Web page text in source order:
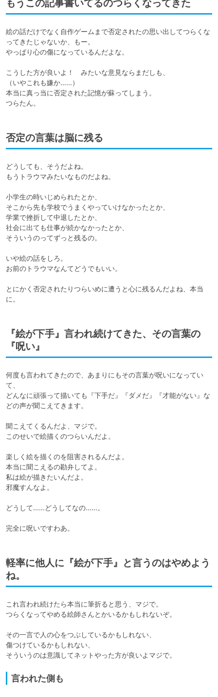
もうこの記事書いてるのつらくなってきた
絵の話だけでなく自作ゲームまで否定されたの思い出してつらくな
ってきたじゃないか、もー。
やっぱり心の傷になっているんだよな。
こうした方が良いよ！　みたいな意見ならまだしも、
（いやこれも嫌か……）
本当に真っ当に否定された記憶が蘇ってしまう。
つらたん。
否定の言葉は脳に残る
どうしても、そうだよね。
もうトラウマみたいなものだよね。
小学生の時いじめられたとか、
そこから先も学校でうまくやっていけなかったとか、
学業で挫折して中退したとか、
社会に出ても仕事が続かなかったとか、
そういうのってずっと残るの。
いや絵の話をしろ。
お前のトラウマなんてどうでもいい。
とにかく否定されたりつらいめに遭うと心に残るんだよね、本当
に。
『絵が下手』言われ続けてきた、その言葉の
『呪い』
何度も言われてきたので、あまりにもその言葉が呪いになってい
て、
どんなに頑張って描いても『下手だ』『ダメだ』『才能がない』な
どの声が聞こえてきます。
聞こえてくるんだよ、マジで。
このせいで絵描くのつらいんだよ。
楽しく絵を描くのを阻害されるんだよ。
本当に聞こえるの勘弁してよ。
私は絵が描きたいんだよ。
邪魔すんなよ。
どうして……どうしてなの……。
完全に呪いですわあ。
軽率に他人に『絵が下手』と言うのはやめよう
ね。
これ言われ続けたら本当に筆折ると思う、マジで。
つらくなってやめる絵師さんとかいるかもしれないぞ。
その一言で人の心をつぶしているかもしれない、
傷つけているかもしれない、
そういうのは意識してネットやった方が良いよマジで。
言われた側も